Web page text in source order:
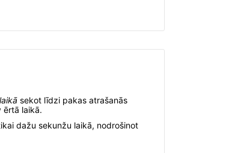
sekot līdzi pakas atrašanās
ērtā laikā.
dažu sekunžu laikā, nodrošinot